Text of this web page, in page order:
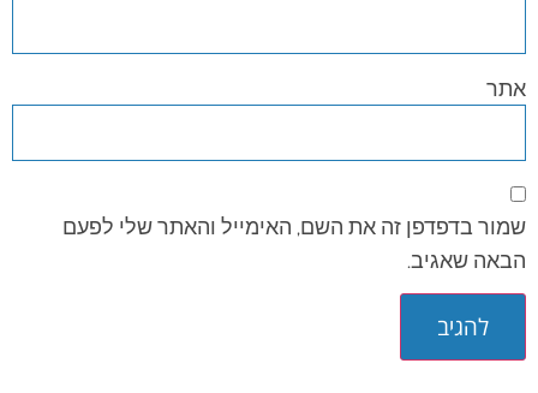
אתר
שמור בדפדפן זה את השם, האימייל והאתר שלי לפעם
הבאה שאגיב.